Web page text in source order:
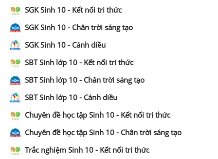
SGK Sinh 10 - Kết nối tri thức
SGK Sinh 10 - Chân trời sáng tạo
SGK Sinh 10 - Cánh diều
SBT Sinh lớp 10 - Kết nối tri thức
SBT Sinh lớp 10 - Chân trời sáng tạo
SBT Sinh lớp 10 - Cánh diều
Chuyên đề học tập Sinh 10 - Kết nối tri thức
Chuyên đề học tập Sinh 10 - Chân trời sáng tạo
Trắc nghiệm Sinh 10 - Kết nối tri thức